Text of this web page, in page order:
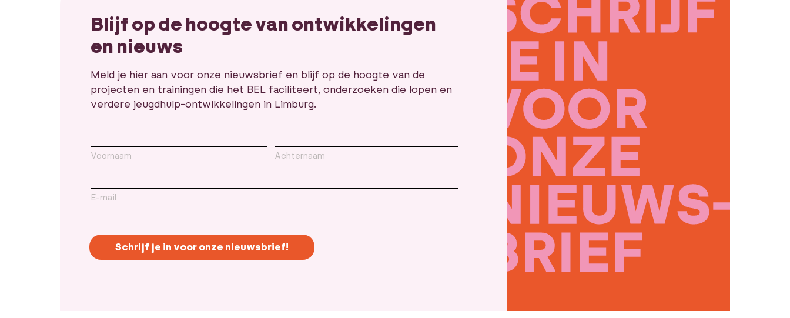
Blijf op de hoogte van ontwikkelingen
en nieuws
Meld je hier aan voor onze nieuwsbrief en blijf op de hoogte van de
projecten en trainingen die het BEL faciliteert, onderzoeken die lopen en
verdere jeugdhulp-ontwikkelingen in Limburg.
Voornaam Achternaam
E-mail
Schrijf je in voor onze nieuwsbrief!